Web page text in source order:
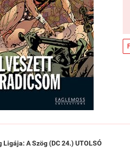
Ligája: A Szög (DC 24.) UTOLSÓ